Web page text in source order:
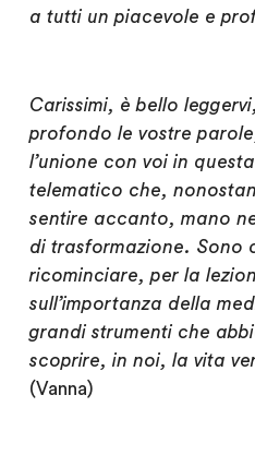
a tutti un piacevole e
Carissimi, è bello
profondo le vostre
l’unione con voi in
telematico che,
sentire accanto, mano
di trasformazione. Sono
ricominciare, per la
sull’importanza della
grandi strumenti che
scoprire, in noi, la vita
(Vanna)